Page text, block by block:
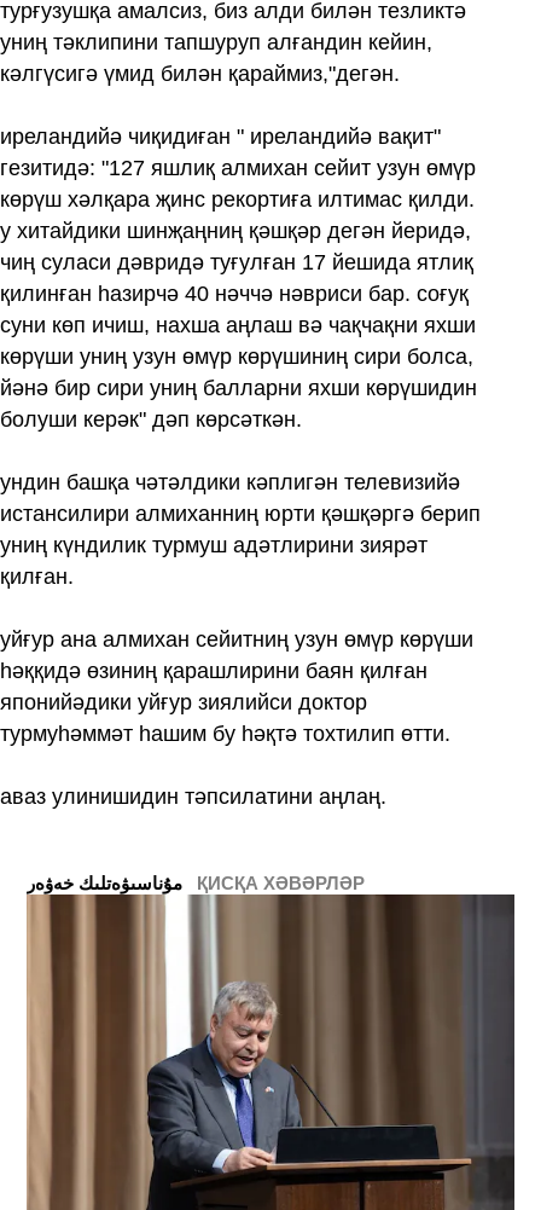
турғузушқа амалсиз, биз алди билән тезликтә
униң тәклипини тапшуруп алғандин кейин,
кәлгүсигә үмид билән қараймиз,"дегән.
иреландийә чиқидиған " иреландийә вақит"
гезитидә: "127 яшлиқ алмихан сейит узун өмүр
көрүш хәлқара җинс рекортиға илтимас қилди.
у хитайдики шинҗаңниң қәшқәр дегән йеридә,
чиң суласи дәвридә туғулған 17 йешида ятлиқ
қилинған һазирчә 40 нәччә нәвриси бар. соғуқ
суни көп ичиш, нахша аңлаш вә чақчақни яхши
көрүши униң узун өмүр көрүшиниң сири болса,
йәнә бир сири униң балларни яхши көрүшидин
болуши керәк" дәп көрсәткән.
ундин башқа чәтәлдики кәплигән телевизийә
истансилири алмиханниң юрти қәшқәргә берип
униң күндилик турмуш адәтлирини зиярәт
қилған.
уйғур ана алмихан сейитниң узун өмүр көрүши
һәққидә өзиниң қарашлирини баян қилған
японийәдики уйғур зиялийси доктор
турмуһәммәт һашим бу һәқтә тохтилип өтти.
аваз улинишидин тәпсилатини аңлаң.
ҚИСҚА ХӘВӘРЛӘР